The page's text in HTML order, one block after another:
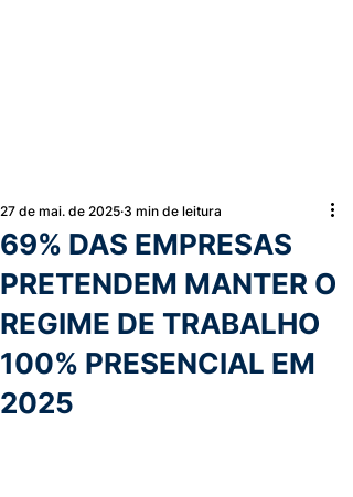
69% DAS EMPRESAS
PRETENDEM MANTER O
REGIME DE TRABALHO
100% PRESENCIAL EM
2025
27 de mai. de 2025 3 min de leitura